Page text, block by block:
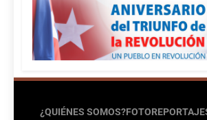
¿QUIÉNES SOMOS?